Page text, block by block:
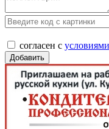
согласен с